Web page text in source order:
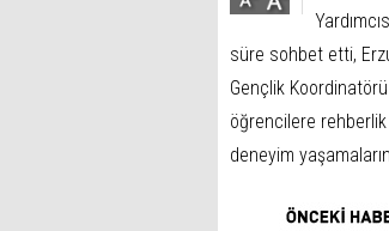
süre sohbet etti,
Gençlik
öğrencilere
deneyim